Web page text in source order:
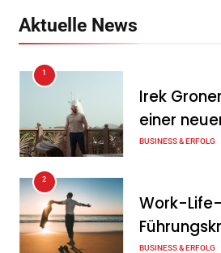
Jahr nichts
was
Tanja Schiller
Wenn jede
Aktuelle News
1
Irek
einer
von
BUSINESS & ERFOLG
2
Work-
BUSINESS & ERFOLG